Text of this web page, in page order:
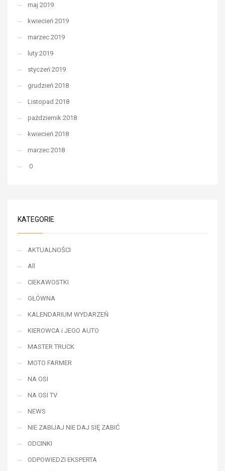
maj 2019
kwiecień 2019
marzec 2019
luty 2019
styczeń 2019
grudzień 2018
Listopad 2018
październik 2018
kwiecień 2018
marzec 2018
0
KATEGORIE
AKTUALNOŚCI
All
CIEKAWOSTKI
GŁÓWNA
KALENDARIUM WYDARZEŃ
KIEROWCA i JEGO AUTO
MASTER TRUCK
MOTO FARMER
NA OSI
NA OSI TV
NEWS
NIE ZABIJAJ NIE DAJ SIĘ ZABIĆ
ODCINKI
ODPOWIEDZI EKSPERTA